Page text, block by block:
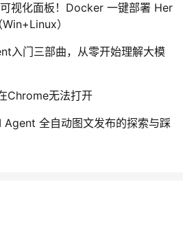
视化面板！Docker 一键部署 Her
）
入门三部曲，从零开始理解大模
Chrome无法打开
Agent 全自动图文发布的探索与踩